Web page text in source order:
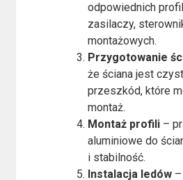
odpowiednich
zasilaczy,
montażowych.
Przygotowanie
że ściana jest
przeszkód, które
montaż.
Montaż profili –
aluminiowe do
i stabilność.
Instalacja ledów